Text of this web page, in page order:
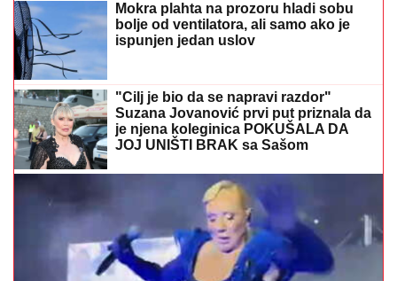
Mokra plahta na prozoru hladi sobu
bolje od ventilatora, ali samo ako je
ispunjen jedan uslov
"Cilj je bio da se napravi razdor"
Suzana Jovanović prvi put priznala da
je njena koleginica POKUŠALA DA
JOJ UNIŠTI BRAK sa Sašom